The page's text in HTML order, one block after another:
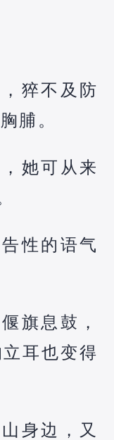
猝不及防
脯。
她可从来
性的语气
旗息鼓，
耳也变得
身边，又